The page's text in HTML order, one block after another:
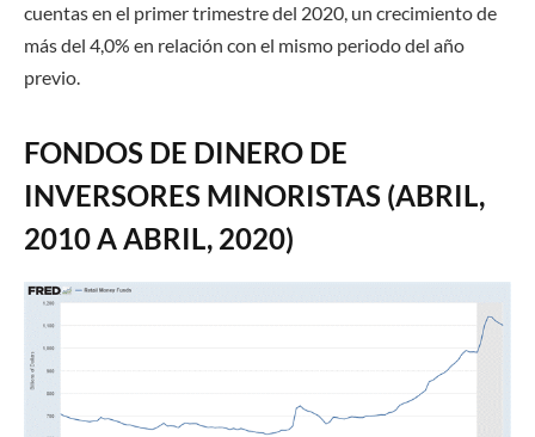
cuentas en el primer trimestre del 2020, un crecimiento de
más del 4,0% en relación con el mismo periodo del año
previo.
FONDOS DE DINERO DE
INVERSORES MINORISTAS (ABRIL,
2010 A ABRIL, 2020)